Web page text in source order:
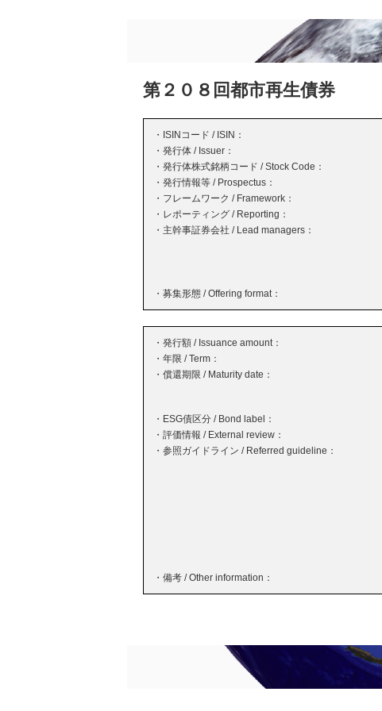
第２０８回都市再生債券
・ISINコード / ISIN：
・発行体 / Issuer：
・発行体株式銘柄コード / Stock Code：
・発行情報等 / Prospectus：
・フレームワーク / Framework：
・レポーティング / Reporting：
・主幹事証券会社 / Lead managers：
・募集形態 / Offering format：
・発行額 / Issuance amount：
・年限 / Term：
・償還期限 / Maturity date：
・ESG債区分 / Bond label：
・評価情報 / External review：
・参照ガイドライン / Referred guideline：
・備考 / Other information：